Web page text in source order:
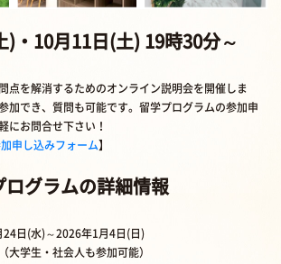
)・10月11日(土) 19時30分～
点を解消するためのオンライン説明会を開催しま
加でき、質問も可能です。留学プログラムの参加申
にお問合せ下さい！
申し込みフォーム】
ログラムの詳細情報
日(水)～2026年1月4日(日)
学生・社会人も参加可能）